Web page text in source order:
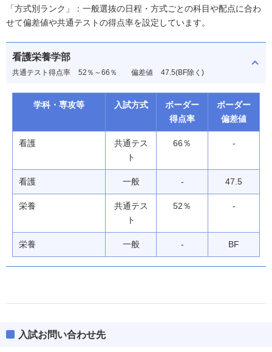
「方式別ランク」：一般選抜の日程・方式ごとの科目や配点に合わ
せて偏差値や共通テストの得点率を設定しています。
看護栄養学部
共通テスト得点率 52％～66％ 偏差値 47.5(BF除く)
学科・専攻等 入試方式
ボーダー
得点率
ボーダー
偏差値
看護
共通テス
ト
66％ -
看護 一般 - 47.5
栄養
共通テス
ト
52％ -
栄養 一般 - BF
入試お問い合わせ先